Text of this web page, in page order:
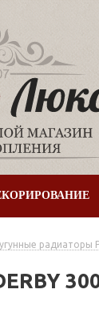
радиаторы